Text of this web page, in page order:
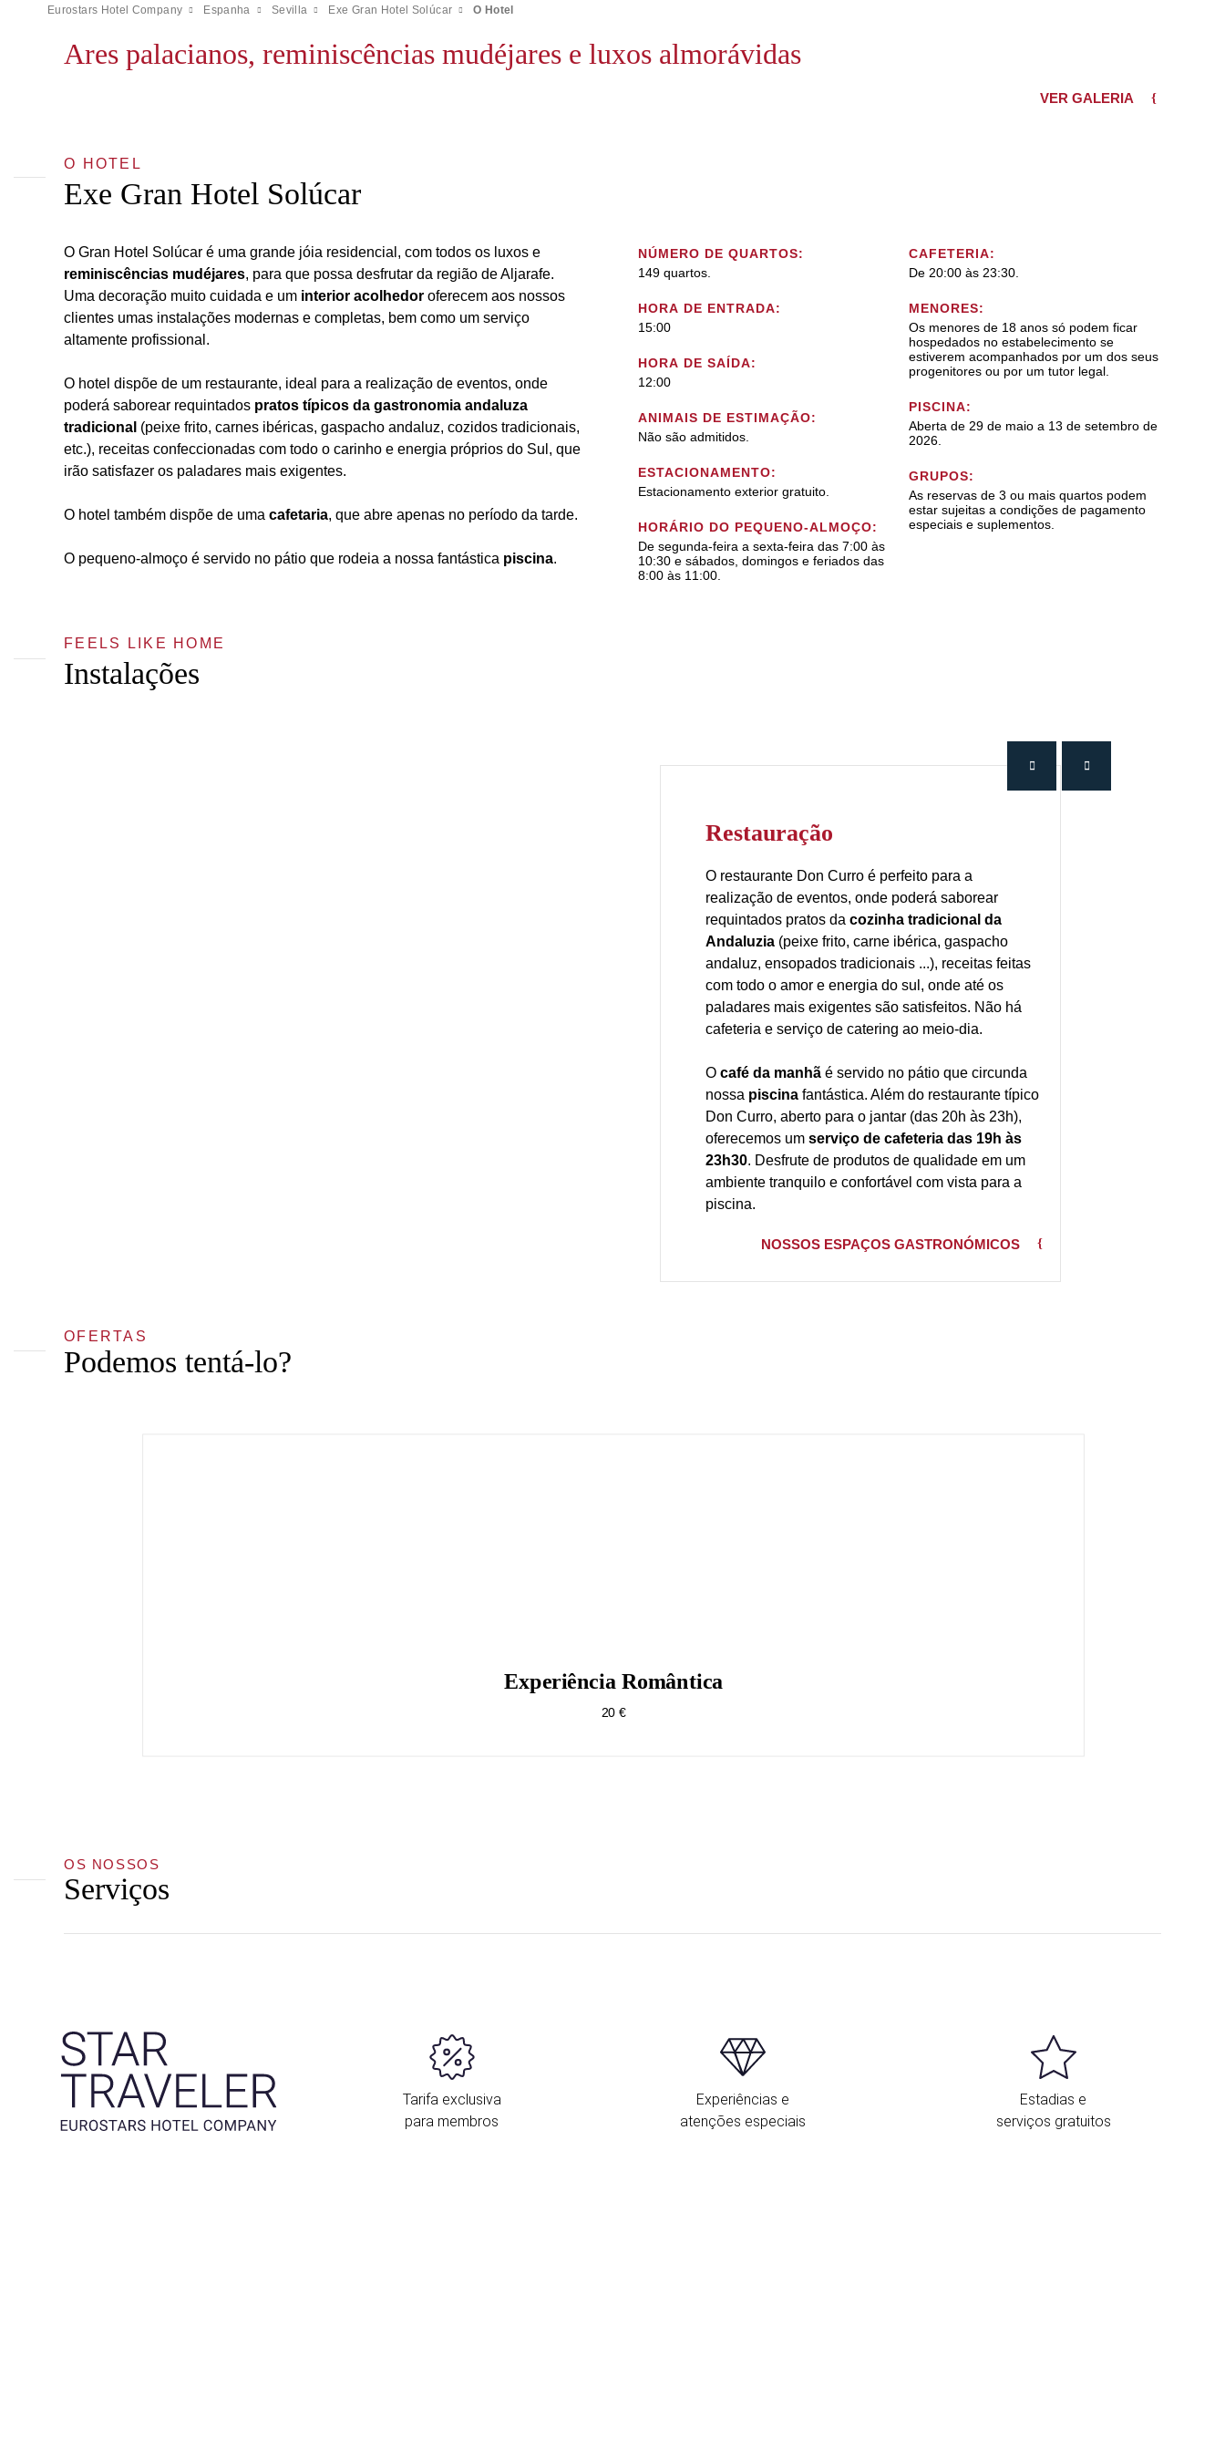
Eurostars Hotel Company Espanha Sevilla Exe Gran Hotel Solúcar O Hotel
Ares palacianos, reminiscências mudéjares e luxos almorávidas
VER GALERIA
O HOTEL
Exe Gran Hotel Solúcar
O Gran Hotel Solúcar é uma grande jóia residencial, com todos os luxos e
reminiscências mudéjares, para que possa desfrutar da região de Aljarafe.
Uma decoração muito cuidada e um interior acolhedor oferecem aos nossos
clientes umas instalações modernas e completas, bem como um serviço
altamente profissional.
O hotel dispõe de um restaurante, ideal para a realização de eventos, onde
poderá saborear requintados pratos típicos da gastronomia andaluza
tradicional (peixe frito, carnes ibéricas, gaspacho andaluz, cozidos tradicionais,
etc.), receitas confeccionadas com todo o carinho e energia próprios do Sul, que
irão satisfazer os paladares mais exigentes.
O hotel também dispõe de uma cafetaria, que abre apenas no período da tarde.
O pequeno-almoço é servido no pátio que rodeia a nossa fantástica piscina.
NÚMERO DE QUARTOS:
149 quartos.
HORA DE ENTRADA:
15:00
HORA DE SAÍDA:
12:00
ANIMAIS DE ESTIMAÇÃO:
Não são admitidos.
ESTACIONAMENTO:
Estacionamento exterior gratuito.
HORÁRIO DO PEQUENO-ALMOÇO:
De segunda-feira a sexta-feira das 7:00 às
10:30 e sábados, domingos e feriados das
8:00 às 11:00.
CAFETERIA:
De 20:00 às 23:30.
MENORES:
Os menores de 18 anos só podem ficar
hospedados no estabelecimento se
estiverem acompanhados por um dos seus
progenitores ou por um tutor legal.
PISCINA:
Aberta de 29 de maio a 13 de setembro de
2026.
GRUPOS:
As reservas de 3 ou mais quartos podem
estar sujeitas a condições de pagamento
especiais e suplementos.
FEELS LIKE HOME
Instalações
Restauração
O restaurante Don Curro é perfeito para a
realização de eventos, onde poderá saborear
requintados pratos da cozinha tradicional da
Andaluzia (peixe frito, carne ibérica, gaspacho
andaluz, ensopados tradicionais ...), receitas feitas
com todo o amor e energia do sul, onde até os
paladares mais exigentes são satisfeitos. Não há
cafeteria e serviço de catering ao meio-dia.
O café da manhã é servido no pátio que circunda
nossa piscina fantástica. Além do restaurante típico
Don Curro, aberto para o jantar (das 20h às 23h),
oferecemos um serviço de cafeteria das 19h às
23h30. Desfrute de produtos de qualidade em um
ambiente tranquilo e confortável com vista para a
piscina.
NOSSOS ESPAÇOS GASTRONÓMICOS
OFERTAS
Podemos tentá-lo?
Experiência Romântica
20 €
OS NOSSOS
Serviços
Tarifa exclusiva
para membros
Experiências e
atenções especiais
Estadias e
serviços gratuitos